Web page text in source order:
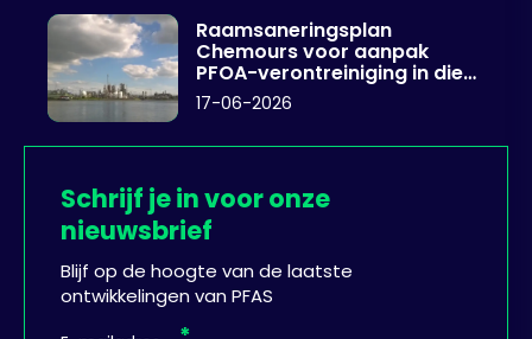
Raamsaneringsplan
Chemours voor aanpak
PFOA-verontreiniging in diep
grondwater
17-06-2026
Schrijf je in voor onze
nieuwsbrief
Blijf op de hoogte van de laatste
ontwikkelingen van PFAS